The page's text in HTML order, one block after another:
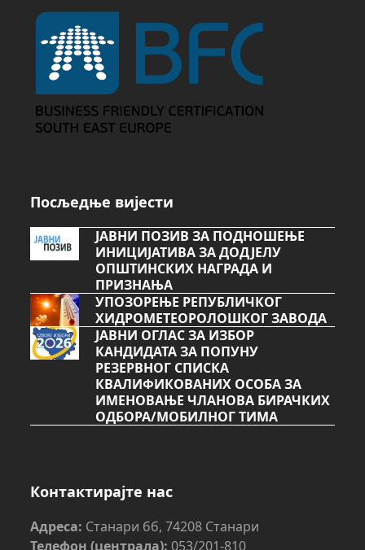
Посљедње вијести
ЈАВНИ ПОЗИВ ЗА ПОДНОШЕЊЕ
ИНИЦИЈАТИВА ЗА ДОДЈЕЛУ
ОПШТИНСКИХ НАГРАДА И
ПРИЗНАЊА
УПОЗОРЕЊЕ РЕПУБЛИЧКОГ
ХИДРОМЕТЕОРОЛОШКОГ ЗАВОДА
ЈАВНИ ОГЛАС ЗА ИЗБОР
КАНДИДАТА ЗА ПОПУНУ
РЕЗЕРВНОГ СПИСКА
КВАЛИФИКОВАНИХ ОСОБА ЗА
ИМЕНОВАЊЕ ЧЛАНОВА БИРАЧКИХ
ОДБОРА/МОБИЛНОГ ТИМА
Контактирајте нас
Адреса: Станари бб, 74208 Станари
Телефон (централа): 053/201-810